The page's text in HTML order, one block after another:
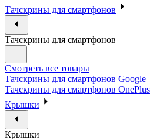
Тачскрины для смартфонов
Тачскрины для смартфонов
Смотреть все товары
Тачскрины для смартфонов Google
Тачскрины для смартфонов OnePlus
Крышки
Крышки